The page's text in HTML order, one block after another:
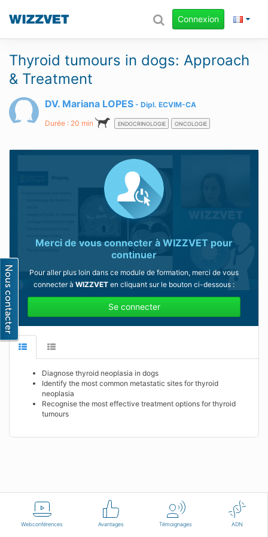
Webconférences Avantages Témoignages ADN
Connexion
Thyroid tumours in dogs: Approach
& Treatment
DV. Mariana LOPES Dipl. ECVIM-CA
Durée : 20 min ENDOCRINOLOGIE ONCOLOGIE
Merci de vous connecter à WIZZVET pour
continuer
Pour aller plus loin dans ce module de formation, merci de vous
connecter à WIZZVET en cliquant sur le bouton ci-dessous :
Se connecter
Diagnose thyroid neoplasia in dogs
Identify the most common metastatic sites for thyroid
neoplasia
Recognise the most effective treatment options for thyroid
tumours